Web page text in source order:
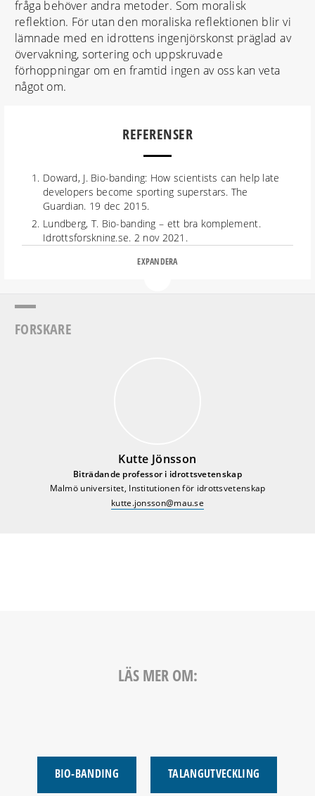
fråga behöver andra metoder. Som moralisk
reflektion. För utan den moraliska reflektionen blir vi
lämnade med en idrottens ingenjörskonst präglad av
övervakning, sortering och uppskruvade
förhoppningar om en framtid ingen av oss kan veta
något om.
REFERENSER
Doward, J. Bio-banding: How scientists can help late
developers become sporting superstars. The
Guardian. 19 dec 2015.
Lundberg, T. Bio-banding – ett bra komplement.
Idrottsforskning.se. 2 nov 2021.
Malina, RM et al. Bio-banding in Youth Sports:
Background, Concept, and Application. Sports
76–98.
EXPANDERA
FORSKARE
Kutte Jönsson
Biträdande professor i idrottsvetenskap
Malmö universitet, Institutionen för idrottsvetenskap
kutte.jonsson@mau.se
LÄS MER OM:
BIO-BANDING TALANGUTVECKLING